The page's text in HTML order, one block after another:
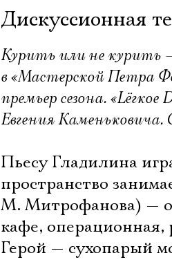
Дискуссионная
Курить или не курить
в «Мастерской Петра
премьер сезона.
Евгения Каменьковича.
Пьесу Гладилина
пространство
М. Митрофанова) —
кафе,
Герой — сухопарый